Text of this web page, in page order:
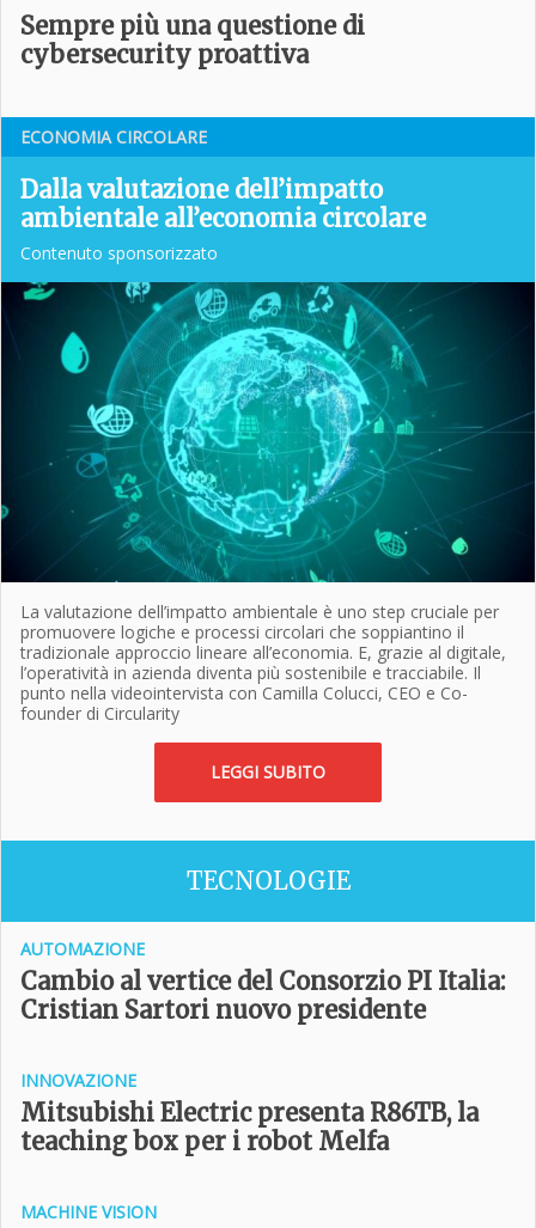
Sempre più una questione di
cybersecurity proattiva
ECONOMIA CIRCOLARE
Dalla valutazione dell’impatto
ambientale all’economia circolare
Contenuto sponsorizzato
La valutazione dell’impatto ambientale è uno step cruciale per
promuovere logiche e processi circolari che soppiantino il
tradizionale approccio lineare all’economia. E, grazie al digitale,
l’operatività in azienda diventa più sostenibile e tracciabile. Il
punto nella videointervista con Camilla Colucci, CEO e Co-
founder di Circularity
LEGGI SUBITO
TECNOLOGIE
AUTOMAZIONE
Cambio al vertice del Consorzio PI Italia:
Cristian Sartori nuovo presidente
INNOVAZIONE
Mitsubishi Electric presenta R86TB, la
teaching box per i robot Melfa
MACHINE VISION